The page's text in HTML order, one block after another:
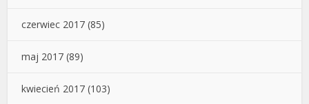
czerwiec 2017 (85)
maj 2017 (89)
kwiecień 2017 (103)